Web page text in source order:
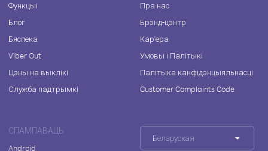
Функцыі
Блог
Бяспека
Viber Out
Цэны на выклікі
Служба падтрымкі
Пра нас
Брэнд-цэнтр
Кар'ера
Умовы і Палітыкі
Палітыка канфідэнцыяльнасці
Customer Complaints Code
СПАМПАВАЦЬ
Android
Беларуская